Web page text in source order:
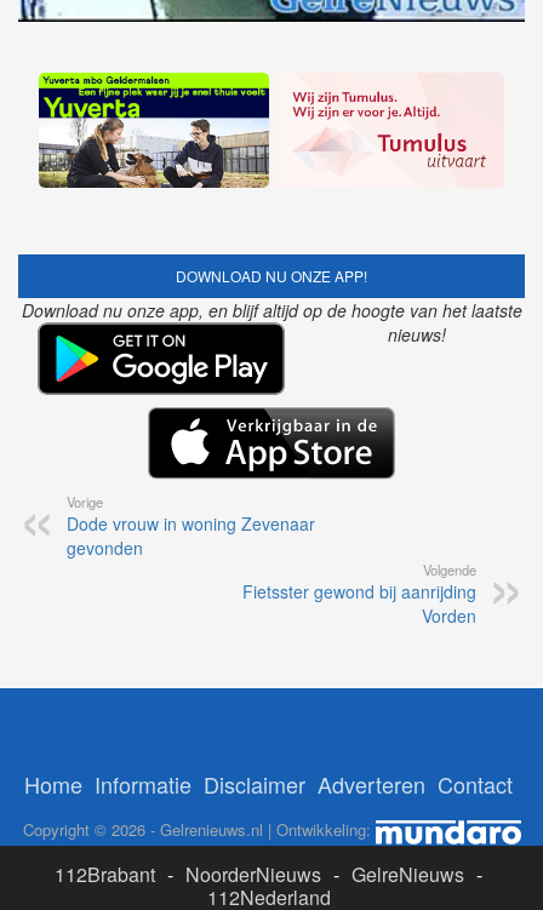
DOWNLOAD NU ONZE APP!
Download nu onze app, en blijf altijd op de hoogte van het laatste
nieuws!
Vorige
Dode vrouw in woning Zevenaar
gevonden
Volgende
Fietsster gewond bij aanrijding
Vorden
Home Informatie Disclaimer Adverteren Contact
Copyright © 2026 - Gelrenieuws.nl | Ontwikkeling:
112Brabant - NoorderNieuws - GelreNieuws -
112Nederland